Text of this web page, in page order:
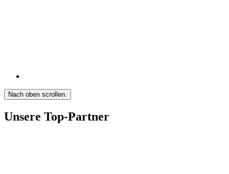
Nach oben scrollen.
Unsere Top-Partner